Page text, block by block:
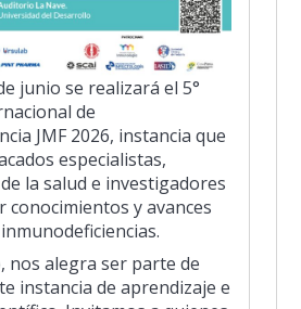
junio se realizará el 5°
de
JMF 2026, instancia que
especialistas,
la salud e investigadores
conocimientos y avances
nos alegra ser parte de
instancia de aprendizaje e